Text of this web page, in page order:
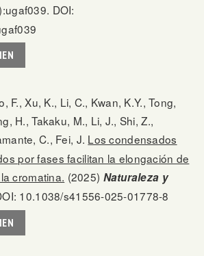
DOI:
F., Xu, K., Li, C., Kwan, K.Y., Tong,
H., Takaku, M., Li, J., Shi, Z.,
C., Fei, J. Los condensados
por fases facilitan la elongación de
cromatina. (2025) Naturaleza y
10.1038/s41556-025-01778-8